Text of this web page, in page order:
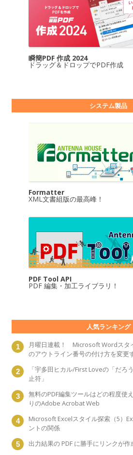
瞬簡PDF 作成 2024
ドラッグ＆ドロップでPDF作成
システム製品
Formatter
XML文書組版の最高峰！
PDF Tool API
PDF 編集・加工ライブラリ！
人気ランキング
月曜日連載！ Microsoft Wordスタ
のアウトライン番号の付け方を変更
「宇多田ヒカル/First Loveの「だろ
止符」
無料のPDF編集ツールはどの程度使
りのAdobe Acrobat Web
Microsoft Excelスタイル探索（5）
ントの関係
出力結果の PDF に勝手にリンクが